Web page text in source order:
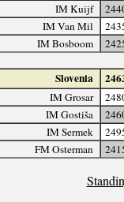
IM Kuijf
IM Van Mil
IM Bosboom
Slovenia
IM Grosar
IM Gostiša
IM Sermek
FM Osterman